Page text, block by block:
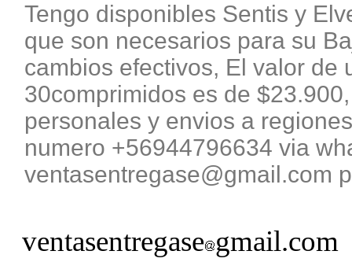
Tengo disponibles Sentis y
que son necesarios para su
cambios efectivos, El valor de
30comprimidos es de
personales y envios a
numero +56944796634 via
ventasentregase@gmail.com
ventasentregase gmail.com